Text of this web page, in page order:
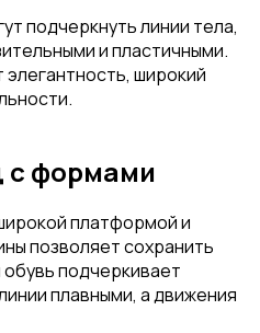
подчеркнуть линии тела,
и пластичными.
элегантность, широкий
с формами
платформой и
позволяет сохранить
подчеркивает
плавными, а движения